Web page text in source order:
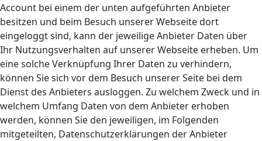
Account bei einem der unten aufgeführten Anbieter
besitzen und beim Besuch unserer Webseite dort
eingeloggt sind, kann der jeweilige Anbieter Daten über
Ihr Nutzungsverhalten auf unserer Webseite erheben. Um
eine solche Verknüpfung Ihrer Daten zu verhindern,
können Sie sich vor dem Besuch unserer Seite bei dem
Dienst des Anbieters ausloggen. Zu welchem Zweck und in
welchem Umfang Daten von dem Anbieter erhoben
werden, können Sie den jeweiligen, im Folgenden
mitgeteilten, Datenschutzerklärungen der Anbieter